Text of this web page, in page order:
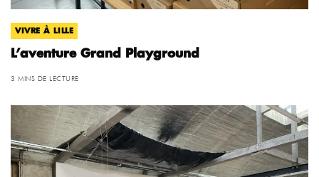
VIVRE À LILLE
L’aventure Grand Playground
3 MINS DE LECTURE